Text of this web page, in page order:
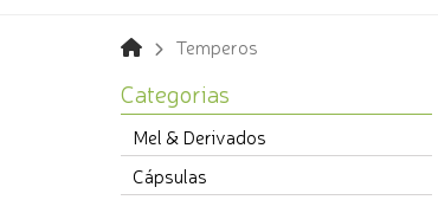
Temperos
Categorias
Mel & Derivados
Cápsulas